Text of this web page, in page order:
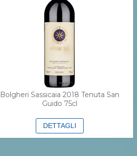
Bolgheri Sassicaia 2018 Tenuta San
Guido 75cl
DETTAGLI